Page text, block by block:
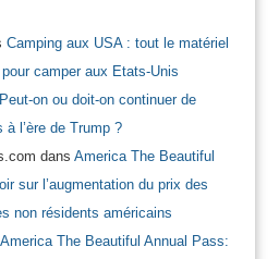
Camping aux USA : tout le matériel
camper aux Etats-Unis
Peut-on ou doit-on continuer de
l’ère de Trump ?
dans America The Beautiful
sur l’augmentation du prix des
non résidents américains
America The Beautiful Annual Pass: